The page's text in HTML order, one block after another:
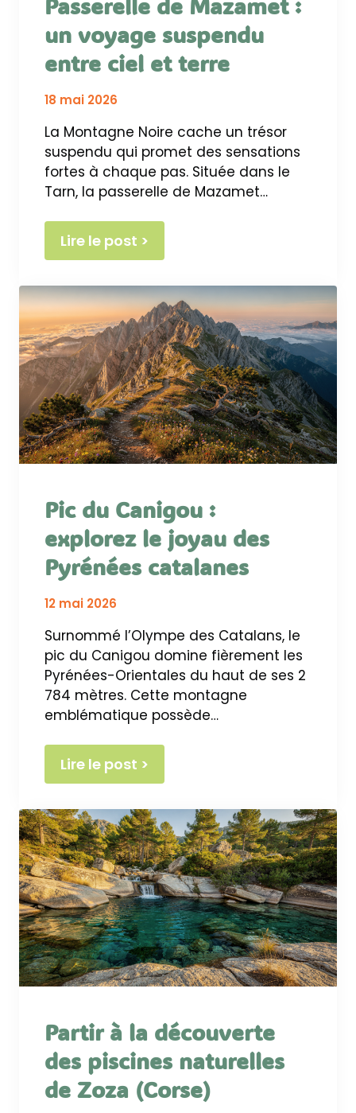
Passerelle de Mazamet :
un voyage suspendu
entre ciel et terre
18 mai 2026
La Montagne Noire cache un trésor
suspendu qui promet des sensations
fortes à chaque pas. Située dans le
Tarn, la passerelle de Mazamet…
Lire le post >
Pic du Canigou :
explorez le joyau des
Pyrénées catalanes
12 mai 2026
Surnommé l’Olympe des Catalans, le
pic du Canigou domine fièrement les
Pyrénées-Orientales du haut de ses 2
784 mètres. Cette montagne
emblématique possède…
Lire le post >
Partir à la découverte
des piscines naturelles
de Zoza (Corse)